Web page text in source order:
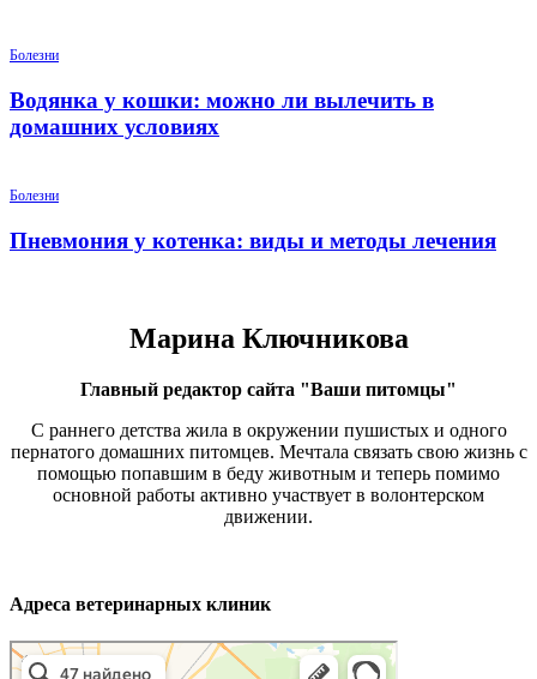
Болезни
Водянка у кошки: можно ли вылечить в
домашних условиях
Болезни
Пневмония у котенка: виды и методы лечения
Марина Ключникова
Главный редактор сайта "Ваши питомцы"
С раннего детства жила в окружении пушистых и одного
пернатого домашних питомцев. Мечтала связать свою жизнь с
помощью попавшим в беду животным и теперь помимо
основной работы активно участвует в волонтерском
движении.
Адреса ветеринарных клиник